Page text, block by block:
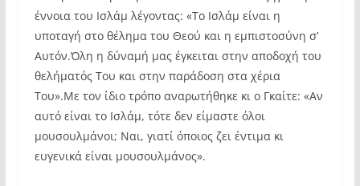
έννοια του Ισλάμ λέγοντας: «Το Ισλάμ είναι η
υποταγή στο θέλημα του Θεού και η εμπιστοσύνη σ’
Αυτόν.Όλη η δύναμή μας έγκειται στην αποδοχή του
θελήματός Του και στην παράδοση στα χέρια
Του».Με τον ίδιο τρόπο αναρωτήθηκε κι ο Γκαίτε: «Αν
αυτό είναι το Ισλάμ, τότε δεν είμαστε όλοι
μουσουλμάνοι; Ναι, γιατί όποιος ζει έντιμα κι
ευγενικά είναι μουσουλμάνος».